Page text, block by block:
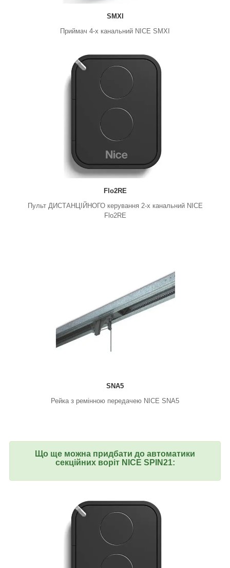
SMXI
Приймач 4-х канальний NICE SMXI
Flo2RE
Пульт ДИСТАНЦІЙНОГО керування 2-х канальний NICE
Flo2RE
SNA5
Рейка з ремінною передачею NICE SNA5
Що ще можна придбати до автоматики
секційних воріт NICE SPIN21: